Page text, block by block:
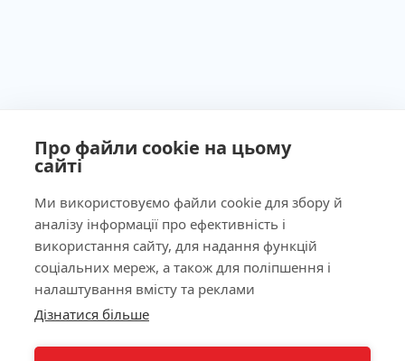
Про файли cookie на цьому
сайті
Ми використовуємо файли cookie для збору й
аналізу інформації про ефективність і
використання сайту, для надання функцій
соціальних мереж, а також для поліпшення і
налаштування вмісту та реклами
Дізнатися більше
Ліцензія МОЗ України №603260 від 23.09.2011
Наша адреса
КНОПКА